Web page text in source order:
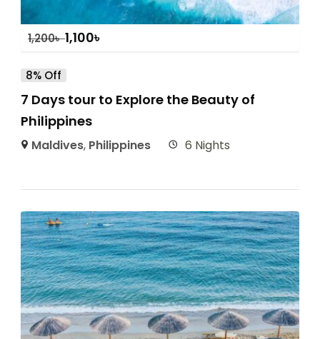
1,200৳1,100৳
8% Off
7 Days tour to Explore the Beauty of
Philippines
Maldives, Philippines 6 Nights